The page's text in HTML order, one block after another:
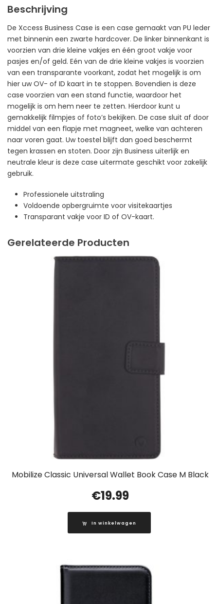
Beschrijving
De Xccess Business Case is een case gemaakt van PU leder
met binnenin een zwarte hardcover. De linker binnenkant is
voorzien van drie kleine vakjes en één groot vakje voor
pasjes en/of geld. Eén van de drie kleine vakjes is voorzien
van een transparante voorkant, zodat het mogelijk is om
hier uw OV- of ID kaart in te stoppen. Bovendien is deze
case voorzien van een stand functie, waardoor het
mogelijk is om hem neer te zetten. Hierdoor kunt u
gemakkelijk filmpjes of foto’s bekijken. De case sluit af door
middel van een flapje met magneet, welke van achteren
naar voren gaat. Uw toestel blijft dan goed beschermt
tegen krassen en stoten. Door zijn Business uiterlijk en
neutrale kleur is deze case uitermate geschikt voor zakelijk
gebruik.
Professionele uitstraling
Voldoende opbergruimte voor visitekaartjes
Transparant vakje voor ID of OV-kaart.
Gerelateerde Producten
Mobilize Classic Universal Wallet Book Case M Black
€19.99
In winkelwagen